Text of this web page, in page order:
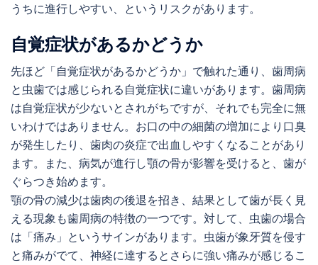
うちに進行しやすい、というリスクがあります。
自覚症状があるかどうか
先ほど「自覚症状があるかどうか」で触れた通り、歯周病
と虫歯では感じられる自覚症状に違いがあります。歯周病
は自覚症状が少ないとされがちですが、それでも完全に無
いわけではありません。お口の中の細菌の増加により口臭
が発生したり、歯肉の炎症で出血しやすくなることがあり
ます。また、病気が進行し顎の骨が影響を受けると、歯が
ぐらつき始めます。
顎の骨の減少は歯肉の後退を招き、結果として歯が長く見
える現象も歯周病の特徴の一つです。対して、虫歯の場合
は「痛み」というサインがあります。虫歯が象牙質を侵す
と痛みがでて、神経に達するとさらに強い痛みが感じるこ